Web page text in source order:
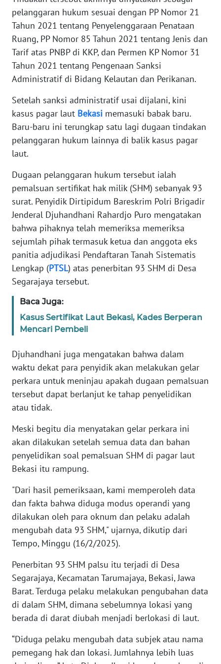
pelanggaran hukum sesuai dengan PP Nomor 21
Tahun 2021 tentang Penyelenggaraan Penataan
Ruang, PP Nomor 85 Tahun 2021 tentang Jenis dan
Tarif atas PNBP di KKP, dan Permen KP Nomor 31
Tahun 2021 tentang Pengenaan Sanksi
Administratif di Bidang Kelautan dan Perikanan.
Setelah sanksi administratif usai dijalani, kini
kasus pagar laut Bekasi memasuki babak baru.
Baru-baru ini terungkap satu lagi dugaan tindakan
pelanggaran hukum lainnya di balik kasus pagar
laut.
Dugaan pelanggaran hukum tersebut ialah
pemalsuan sertifikat hak milik (SHM) sebanyak 93
surat. Penyidik Dirtipidum Bareskrim Polri Brigadir
Jenderal Djuhandhani Rahardjo Puro mengatakan
bahwa pihaknya telah memeriksa memeriksa
sejumlah pihak termasuk ketua dan anggota eks
panitia adjudikasi Pendaftaran Tanah Sistematis
Lengkap (PTSL) atas penerbitan 93 SHM di Desa
Segarajaya tersebut.
Baca Juga:
Kasus Sertifikat Laut Bekasi, Kades Berperan
Mencari Pembeli
Djuhandhani juga mengatakan bahwa dalam
waktu dekat para penyidik akan melakukan gelar
perkara untuk meninjau apakah dugaan pemalsuan
tersebut dapat berlanjut ke tahap penyelidikan
atau tidak.
Meski begitu dia menyatakan gelar perkara ini
akan dilakukan setelah semua data dan bahan
penyelidikan soal pemalsuan SHM di pagar laut
Bekasi itu rampung.
"Dari hasil pemeriksaan, kami memperoleh data
dan fakta bahwa diduga modus operandi yang
dilakukan oleh para oknum dan pelaku adalah
mengubah data 93 SHM," ujarnya, dikutip dari
Tempo, Minggu (16/2/2025).
Penerbitan 93 SHM palsu itu terjadi di Desa
Segarajaya, Kecamatan Tarumajaya, Bekasi, Jawa
Barat. Terduga pelaku melakukan pengubahan data
di dalam SHM, dimana sebelumnya lokasi yang
berada di darat diubah menjadi berlokasi di laut.
“Diduga pelaku mengubah data subjek atau nama
pemegang hak dan lokasi. Jumlahnya lebih luas
RIAU
WN
SERAMBI
WN
JAMBI
WN
SULTRA
WN
NTB
WN
SULTENG
WN
BABEL
WN
WN
SUMSEL
WN
BENGKULU
WN
LAMPUNG
WN
JATENG
WN
WN
JOGJA
WN
JATIM
WN
BALI
WN
WN
KALTENG